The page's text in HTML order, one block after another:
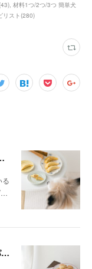
43) 材料1つ/2つ/3つ 簡単犬
リスト(280)
おやつレシピ）
る
…
材料3つだけ！発酵不要のふんわりチーズパン（手作り犬おやつレシピ）